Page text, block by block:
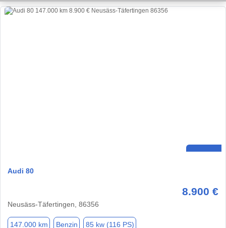
Audi 80
8.900 €
Neusäss-Täfertingen, 86356
147.000 km Benzin 85 kw (116 PS)